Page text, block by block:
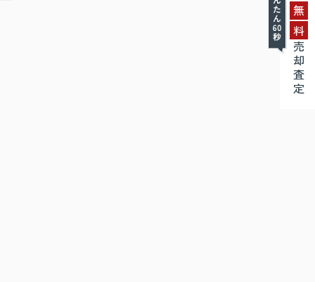
無
料
売却査定